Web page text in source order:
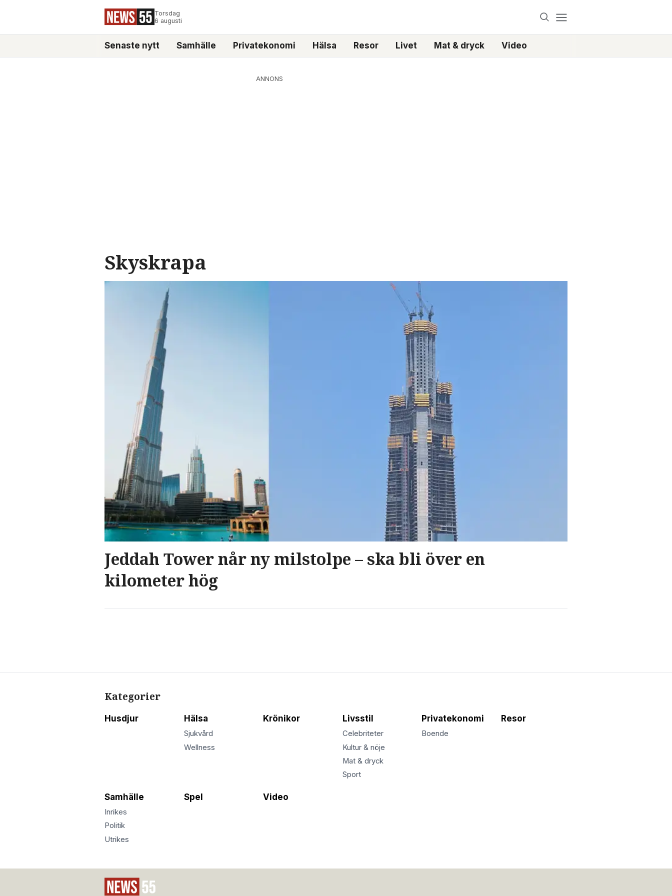
Torsdag
6 augusti
Senaste nytt Samhälle Privatekonomi Hälsa Resor Livet Mat & dryck Video
ANNONS
Skyskrapa
Jeddah Tower når ny milstolpe – ska bli över en
kilometer hög
Kategorier
Husdjur Hälsa
Sjukvård
Wellness
Krönikor Livsstil
Celebriteter
Kultur & nöje
Mat & dryck
Sport
Privatekonomi
Boende
Resor
Samhälle
Inrikes
Politik
Utrikes
Spel Video